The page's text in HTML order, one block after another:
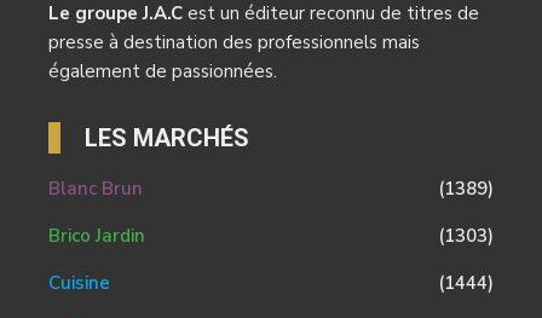
Le groupe J.A.C est un éditeur reconnu de titres de
presse à destination des professionnels mais
également de passionnées.
LES MARCHÉS
Blanc Brun
(1389)
Brico Jardin
(1303)
Cuisine
(1444)